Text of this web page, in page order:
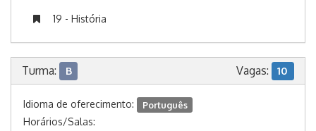
19 - História
Turma: B Vagas: 10
Idioma de oferecimento: Português
Horários/Salas: